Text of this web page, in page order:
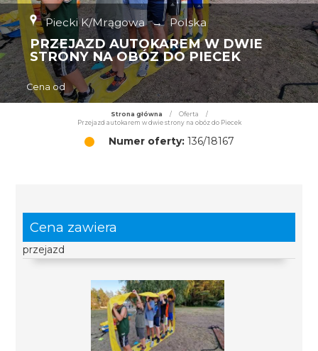
Piecki K/Mrągowa → Polska
PRZEJAZD AUTOKAREM W DWIE
STRONY NA OBÓZ DO PIECEK
Cena od
Strona główna / Oferta
/
Przejazd autokarem w dwie strony na obóz do Piecek
Numer oferty:136/18167
Cena zawiera
przejazd